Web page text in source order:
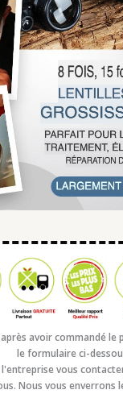
avoir commandé le
le formulaire ci-
l'entreprise vous
Nous vous enverrons